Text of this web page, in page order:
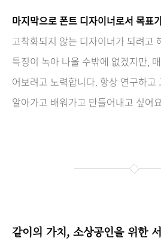
마지막으로 폰트 디자이너로서 목표
고착화되지 않는 디자이너가 되려고
특징이 녹아 나올 수밖에 없겠지만,
어보려고 노력합니다. 항상 연구하고
알아가고 배워가고 만들어내고 싶어요.
같이의 가치, 소상공인을 위한